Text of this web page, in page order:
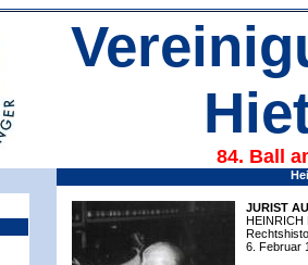
84. Ball
JURIST
HEINRICH
6. Februar